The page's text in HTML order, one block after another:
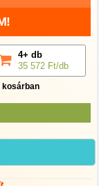
4+ db
35 572 Ft/db
kosárban